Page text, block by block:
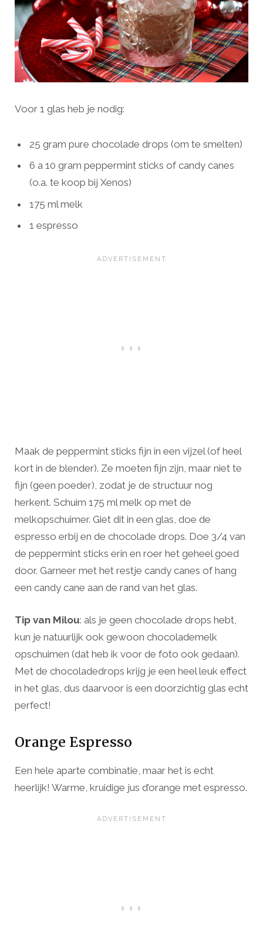
Voor 1 glas heb je nodig:
25 gram pure chocolade drops (om te smelten)
6 a 10 gram peppermint sticks of candy canes
(o.a. te koop bij Xenos)
175 ml melk
1 espresso
Maak de peppermint sticks fijn in een vijzel (of heel
kort in de blender). Ze moeten fijn zijn, maar niet te
fijn (geen poeder), zodat je de structuur nog
herkent. Schuim 175 ml melk op met de
melkopschuimer. Giet dit in een glas, doe de
espresso erbij en de chocolade drops. Doe 3/4 van
de peppermint sticks erin en roer het geheel goed
door. Garneer met het restje candy canes of hang
een candy cane aan de rand van het glas.
Tip van Milou: als je geen chocolade drops hebt,
kun je natuurlijk ook gewoon chocolademelk
opschuimen (dat heb ik voor de foto ook gedaan).
Met de chocoladedrops krijg je een heel leuk effect
in het glas, dus daarvoor is een doorzichtig glas echt
perfect!
Orange Espresso
Een hele aparte combinatie, maar het is echt
heerlijk! Warme, kruidige jus d’orange met espresso.